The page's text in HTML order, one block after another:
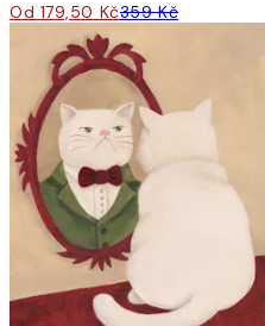
Od 179,50 Kč359 Kč